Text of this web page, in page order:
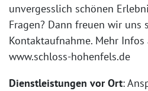
unvergesslich schönen
Fragen? Dann freuen wir uns
Kontaktaufnahme. Mehr
www.schloss-hohenfels.de
Dienstleistungen vor Ort: